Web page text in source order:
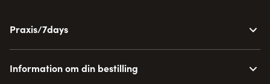
Praxis/7days
Information om din bestilling